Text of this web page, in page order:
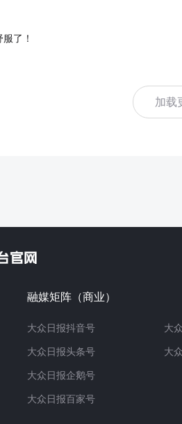
了！
加载
融媒矩阵（商业）
大众日报抖音号
大众日报头条号
大众日报企鹅号
大众日报百家号
大
大